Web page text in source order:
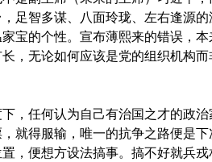
足智多谋、八面玲珑、左右逢源
宝的个性。宣布薄熙来的错误，
，无论如何应该是党的组织机构
，任何认为自己有治国之才的政
就得服输，唯一的抗争之路便是
，便想方设法搞事。搞不好就兵